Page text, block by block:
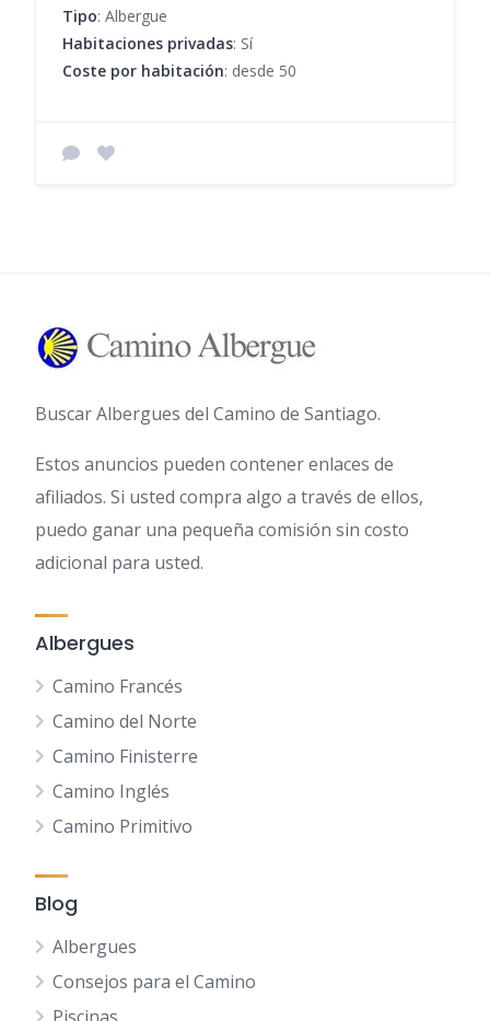
Tipo: Albergue
Habitaciones privadas: Sí
Coste por habitación: desde 50
Buscar Albergues del Camino de Santiago.
Estos anuncios pueden contener enlaces de
afiliados. Si usted compra algo a través de ellos,
puedo ganar una pequeña comisión sin costo
adicional para usted.
Albergues
Camino Francés
Camino del Norte
Camino Finisterre
Camino Inglés
Camino Primitivo
Blog
Albergues
Consejos para el Camino